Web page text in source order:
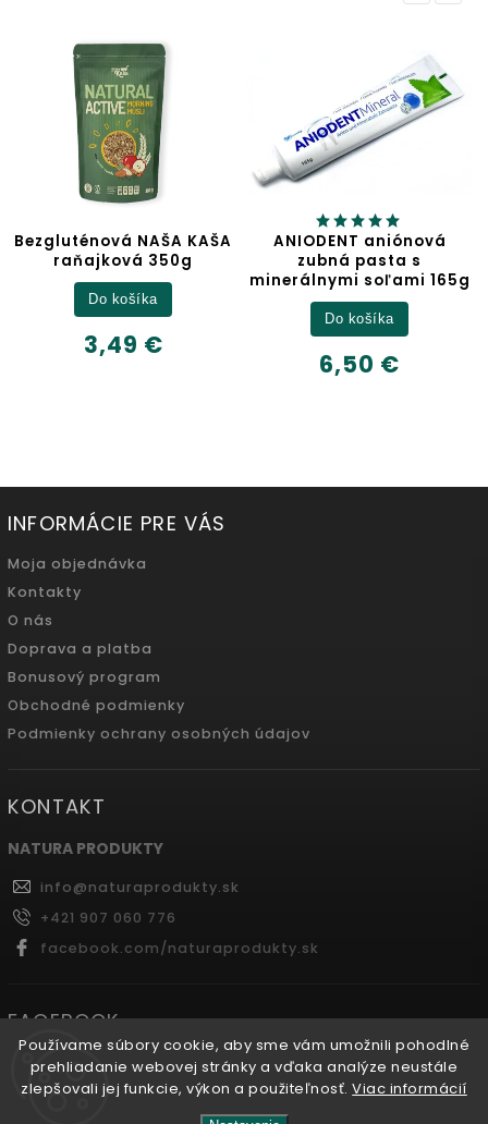
Používame súbory cookie, aby sme vám umožnili pohodlné
prehliadanie webovej stránky a vďaka analýze neustále
zlepšovali jej funkcie, výkon a použiteľnosť.Viac informácií
KAŠA
350g
ANIODENT aniónová
zubná pasta s
minerálnymi soľami 165g
Jablčný
Detail
INFORMÁCIE PRE VÁS
Moja objednávka
Kontakty
O nás
Doprava a platba
Bonusový program
Obchodné podmienky
Podmienky ochrany osobných údajov
KONTAKT
NATURA PRODUKTY
info@naturaprodukty.sk
+421 907 060 776
facebook.com/naturaprodukty.sk
FACEBOOK